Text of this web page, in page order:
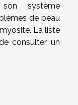
système
de peau
La liste
consulter un